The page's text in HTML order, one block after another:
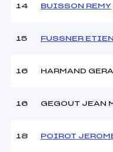
14 BUISSON REMY
15 FUSSNER
16 HARMAND
16 GEGOUT JEAN
18 POIROT